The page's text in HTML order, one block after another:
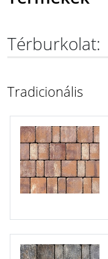
Térburkolat:
Tradicionális